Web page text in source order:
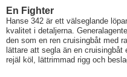
En Fighter
Hanse 342 är ett välseglande
kvalitet i detaljerna.
den som en ren cruisingbåt med
lättare att segla än en cruisingbåt
rejäl köl, lättrimmad rigg och